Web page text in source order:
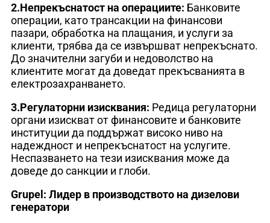
2.Непрекъснатост на операциите: Банковите
операции, като трансакции на финансови
пазари, обработка на плащания, и услуги за
клиенти, трябва да се извършват непрекъснато.
До значителни загуби и недоволство на
клиентите могат да доведат прекъсванията в
електрозахранването.
3.Регулаторни изисквания: Редица регулаторни
органи изискват от финансовите и банковите
институции да поддържат високо ниво на
надеждност и непрекъснатост на услугите.
Неспазването на тези изисквания може да
доведе до санкции и глоби.
Grupel: Лидер в производството на дизелови
генератори